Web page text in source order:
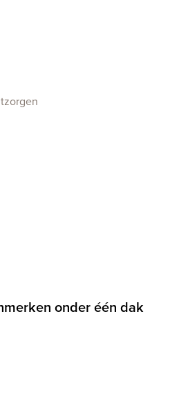
onder één dak